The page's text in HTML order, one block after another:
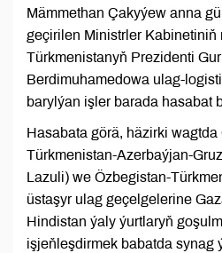
Mämmethan Çakyýew anna
geçirilen Ministrler Kabinetiniň
Türkmenistanyň Prezidenti
Berdimuhamedowa ulag-
barylýan işler barada hasabat
Hasabata görä, häzirki wagtda
Türkmenistan-Azerbaýjan-
Lazuli) we Özbegistan-
üstaşyr ulag geçelgelerine
Hindistan ýaly ýurtlaryň
işjeňleşdirmek babatda synag